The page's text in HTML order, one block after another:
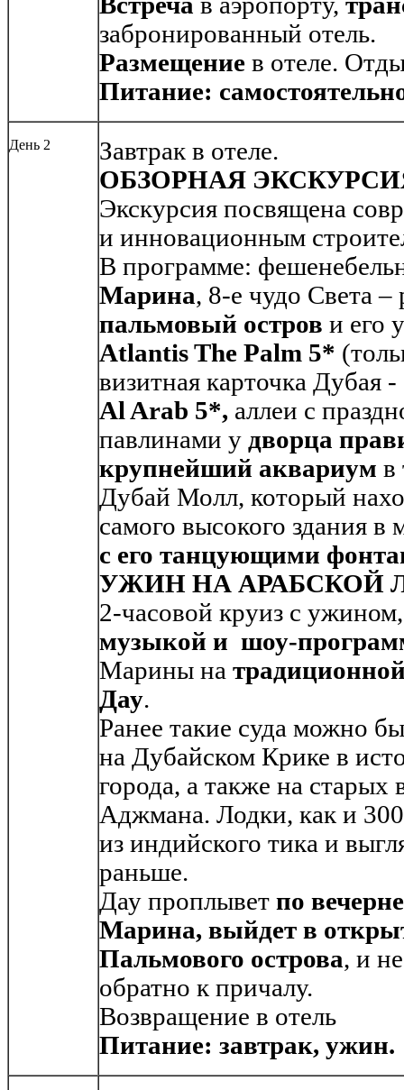
забронированный отель.
Размещение в отеле.
Питание:
День 2
Завтрак в отеле.
ОБЗОРНАЯ
Экскурсия посвящена
и инновационным
В программе:
Марина, 8-е чудо Света
пальмовый остров и его
Atlantis The Palm 5*
визитная карточка Дубая -
Al Arab 5*, аллеи с
павлинами у дворца
крупнейший аквариум в
Дубай Молл, который
самого высокого здания в
с его танцующими
УЖИН НА АРАБСКОЙ
2-часовой круиз с
музыкой и шоу-
Марины на
Дау.
Ранее такие суда можно
на Дубайском Крике в
города, а также на
Аджмана. Лодки, как и 300
из индийского тика и
раньше.
Дау проплывет по
Марина, выйдет в
Пальмового острова, и
обратно к причалу.
Возвращение в отель
Питание: завтрак, ужин.